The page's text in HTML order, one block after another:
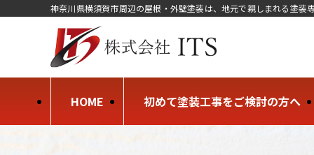
神奈川県横須賀市周辺の屋根・外壁塗装は、地元で親しまれる塗装
HOME 初めて塗装工事をご検討の方へ